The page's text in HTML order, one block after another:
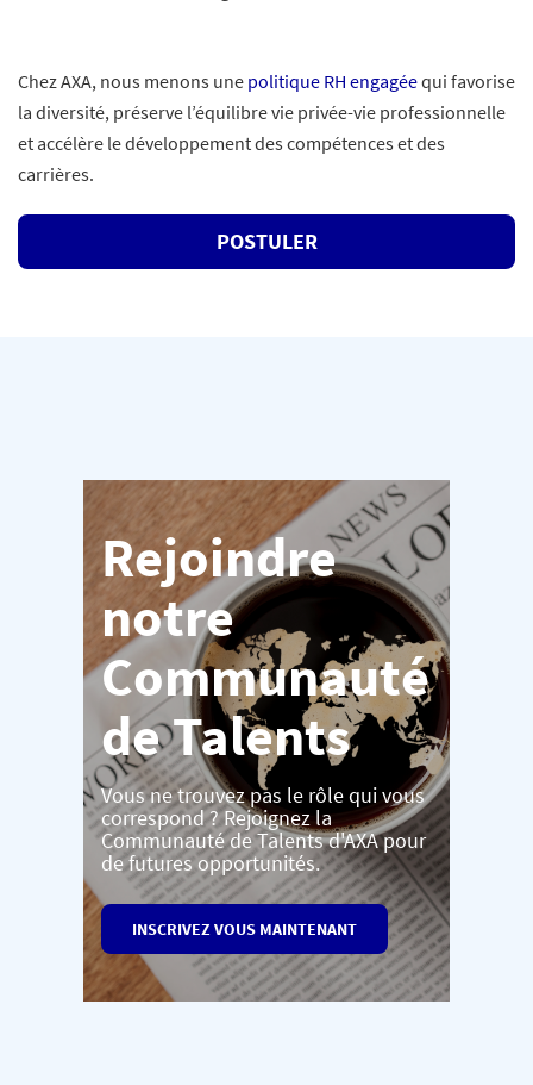
Chez AXA, nous menons une politique RH engagéequi favorise
la diversité, préserve l’équilibre vie privée-vie professionnelle
et accélère le développement des compétences et des
carrières.
POSTULER
Rejoindre
notre
Communauté
de Talents
Vous ne trouvez pas le rôle qui vous
correspond ? Rejoignez la
Communauté de Talents d'AXA pour
de futures opportunités.
INSCRIVEZ VOUS MAINTENANT